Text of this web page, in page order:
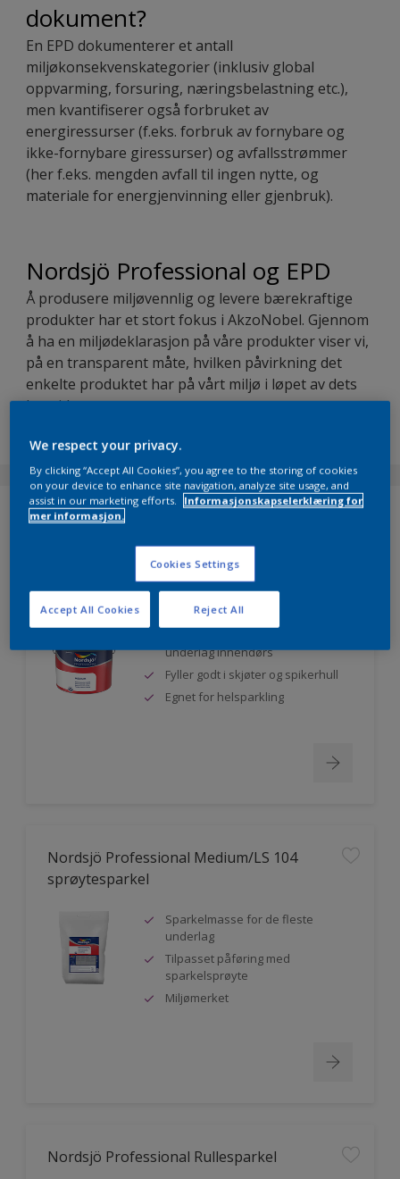
dokument?
En EPD dokumenterer et antall
miljøkonsekvenskategorier (inklusiv global
oppvarming, forsuring, næringsbelastning etc.),
men kvantifiserer også forbruket av
energiressurser (f.eks. forbruk av fornybare og
ikke-fornybare giressurser) og avfallsstrømmer
(her f.eks. mengden avfall til ingen nytte, og
materiale for energjenvinning eller gjenbruk).
Nordsjö Professional og EPD
Å produsere miljøvennlig og levere bærekraftige
produkter har et stort fokus i AkzoNobel. Gjennom
å ha en miljødeklarasjon på våre produkter viser vi,
på en transparent måte, hvilken påvirkning det
enkelte produktet har på vårt miljø i løpet av dets
levetid.
Produkter som er dokumentert
Nordsjö Professional
Mediumsparkel/LS104
underlag innendørs
Fyller godt i skjøter og spikerhull
Egnet for helsparkling
Nordsjö Professional Medium/LS 104
sprøytesparkel
Sparkelmasse for de fleste
underlag
Tilpasset påføring med
sparkelsprøyte
Miljømerket
Nordsjö Professional Rullesparkel
We respect your privacy.
By clicking “Accept All Cookies”, you agree to the storing of cookies
on your device to enhance site navigation, analyze site usage, and
assist in our marketing efforts.
Informasjonskapselerklæring for
mer informasjon.
Cookies Settings
Reject All
Accept All Cookies